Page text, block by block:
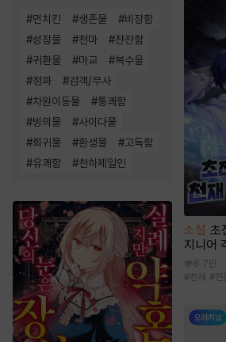
#먼치킨 #생존물 #비장함
#성장물 #천마 #잔잔함
#귀환물 #마교 #복수물
#정파 #검객/무사
#차원이동물 #통쾌함
#빙의물 #사이다물
#회귀물 #환생물 #고독함
#유쾌함 #천하제일인
소설 초
지니어
6.7만
#천재 #전